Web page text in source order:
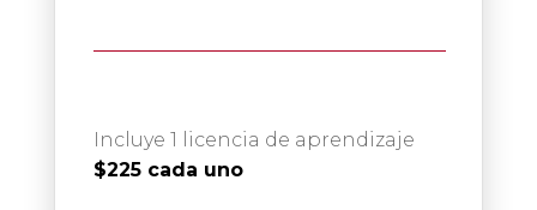
Incluye 1 licencia de aprendizaje
$225 cada uno